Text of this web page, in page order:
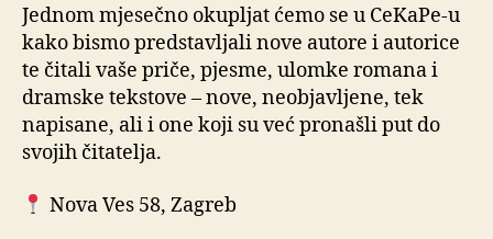
Jednom mjesečno okupljat ćemo se u CeKaPe-u
kako bismo predstavljali nove autore i autorice
te čitali vaše priče, pjesme, ulomke romana i
dramske tekstove – nove, neobjavljene, tek
napisane, ali i one koji su već pronašli put do
svojih čitatelja.
Nova Ves 58, Zagreb